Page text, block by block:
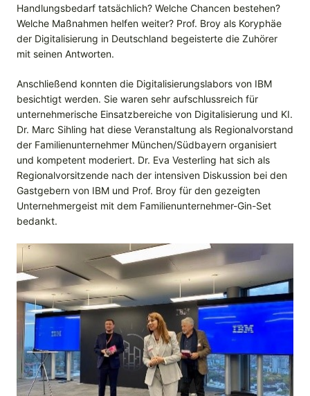
Handlungsbedarf tatsächlich? Welche Chancen bestehen?
Welche Maßnahmen helfen weiter? Prof. Broy als Koryphäe
der Digitalisierung in Deutschland begeisterte die Zuhörer
mit seinen Antworten.
Anschließend konnten die Digitalisierungslabors von IBM
besichtigt werden. Sie waren sehr aufschlussreich für
unternehmerische Einsatzbereiche von Digitalisierung und KI.
Dr. Marc Sihling hat diese Veranstaltung als Regionalvorstand
der Familienunternehmer München/Südbayern organisiert
und kompetent moderiert. Dr. Eva Vesterling hat sich als
Regionalvorsitzende nach der intensiven Diskussion bei den
Gastgebern von IBM und Prof. Broy für den gezeigten
Unternehmergeist mit dem Familienunternehmer-Gin-Set
bedankt.